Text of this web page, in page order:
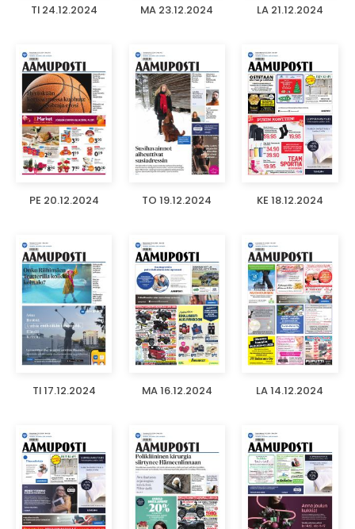
TI 24.12.2024 MA 23.12.2024 LA 21.12.2024
PE 20.12.2024 TO 19.12.2024 KE 18.12.2024
TI 17.12.2024 MA 16.12.2024 LA 14.12.2024